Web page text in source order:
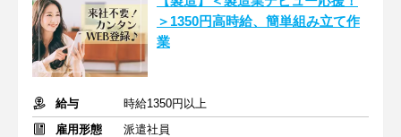
＞1350円高時給、簡単組み立て作
業
給与
時給1350円以上
雇用形態
派遣社員